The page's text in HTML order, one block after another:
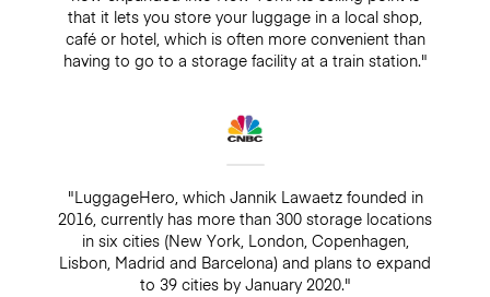
that it lets you store your luggage in a local shop,
café or hotel, which is often more convenient than
having to go to a storage facility at a train station."
"LuggageHero, which Jannik Lawaetz founded in
2016, currently has more than 300 storage locations
in six cities (New York, London, Copenhagen,
Lisbon, Madrid and Barcelona) and plans to expand
to 39 cities by January 2020."